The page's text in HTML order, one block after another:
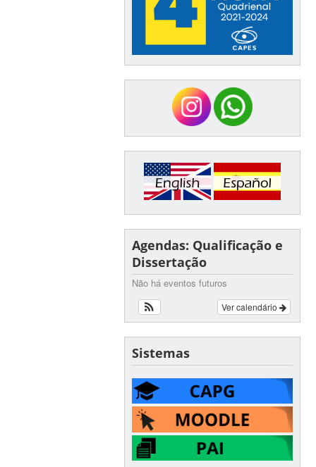
Agendas: Qualificação e
Dissertação
Não há eventos futuros
Ver calendário
Sistemas